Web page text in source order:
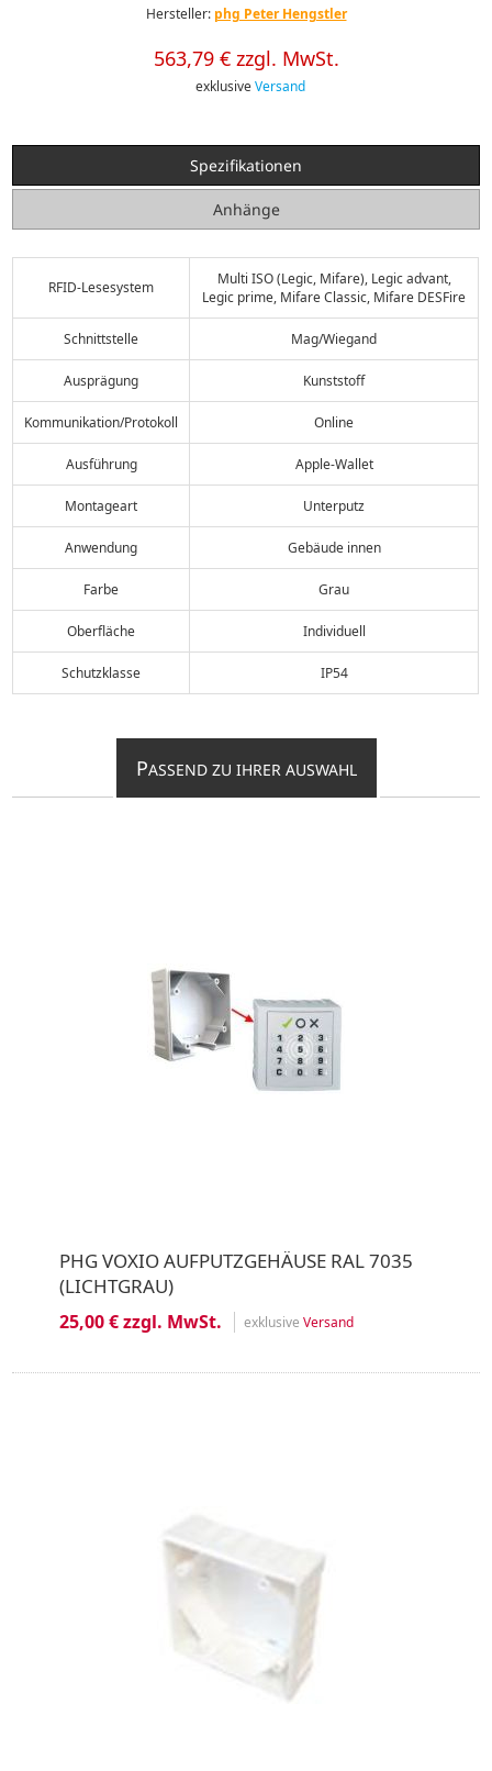
Hersteller: phg Peter Hengstler
563,79 € zzgl. MwSt.
exklusiveVersand
Spezifikationen
Anhänge
RFID-Lesesystem
Multi ISO (Legic, Mifare), Legic advant,
Legic prime, Mifare Classic, Mifare DESFire
Schnittstelle Mag/Wiegand
Ausprägung Kunststoff
Kommunikation/Protokoll Online
Ausführung Apple-Wallet
Montageart Unterputz
Anwendung Gebäude innen
Farbe Grau
Oberfläche Individuell
Schutzklasse IP54
PASSEND ZU IHRER AUSWAHL
PHG VOXIO AUFPUTZGEHÄUSE RAL 7035
(LICHTGRAU)
25,00 € zzgl. MwSt. exklusive Versand